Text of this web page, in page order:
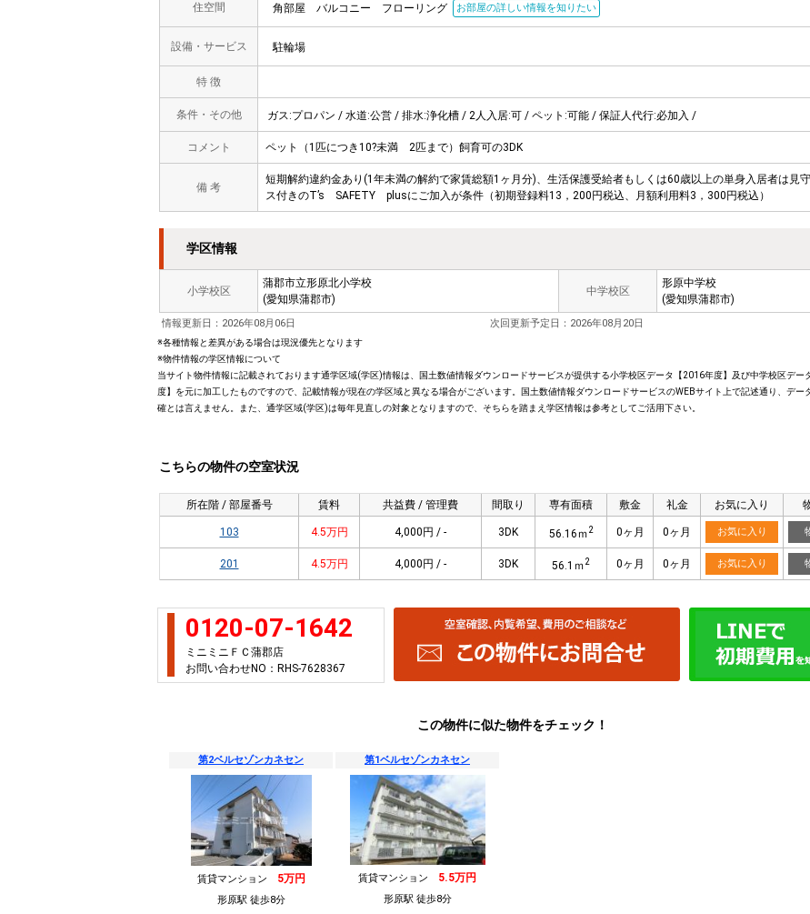
住空間 角部屋 バルコニー フローリング お部屋の詳しい情報を知りたい
設備・サービス 駐輪場
特 徴
条件・その他 ガス:プロパン / 水道:公営 / 排水:浄化槽 / 2人入居:可 / ペット:可能 / 保証人代行:必加入 /
コメント ペット（1匹につき10?未満 2匹まで）飼育可の3DK
備 考
短期解約違約金あり(1年未満の解約で家賃総額1ヶ月分)、生活保護受給者もしくは60歳以上の単身入居者は見
ス付きのT’s SAFETY plusにご加入が条件（初期登録料13，200円税込、月額利用料3，300円税込）
学区情報
小学校区
蒲郡市立形原北小学校
(愛知県蒲郡市)
中学校区
形原中学校
(愛知県蒲郡市)
情報更新日：2026年08月06日 次回更新予定日：2026年08月20日
※各種情報と差異がある場合は現況優先となります
※物件情報の学区情報について
当サイト物件情報に記載されております通学区域(学区)情報は、国土数値情報ダウンロードサービスが提供する小学校区データ【2016年度】及び中学校区デー
度】を元に加工したものですので、記載情報が現在の学区域と異なる場合がございます。国土数値情報ダウンロードサービスのWEBサイト上で記述通り、デー
確とは言えません。また、通学区域(学区)は毎年見直しの対象となりますので、そちらを踏まえ学区情報は参考としてご活用下さい。
こちらの物件の空室状況
所在階 / 部屋番号 賃料 共益費 / 管理費 間取り 専有面積 敷金 礼金 お気に入り
103 4.5万円 4,000円 / - 3DK 56.16ｍ2 0ヶ月 0ヶ月 お気に入り
201 4.5万円 4,000円 / - 3DK 56.1ｍ2 0ヶ月 0ヶ月 お気に入り
0120-07-1642
ミニミニＦＣ蒲郡店
お問い合わせNO：RHS-7628367
この物件に似た物件をチェック！
第2ベルセゾンカネセン
賃貸マンション 5万円
形原駅 徒歩8分
第1ベルセゾンカネセン
賃貸マンション 5.5万円
形原駅 徒歩8分